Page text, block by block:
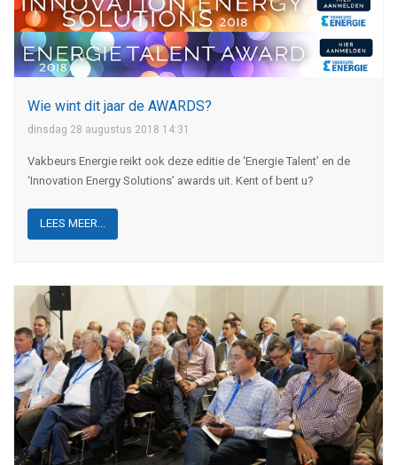
Wie wint dit jaar de AWARDS?
dinsdag 28 augustus 2018 14:31
Vakbeurs Energie reikt ook deze editie de ‘Energie Talent’ en de
‘Innovation Energy Solutions’ awards uit. Kent of bent u?
LEES MEER...